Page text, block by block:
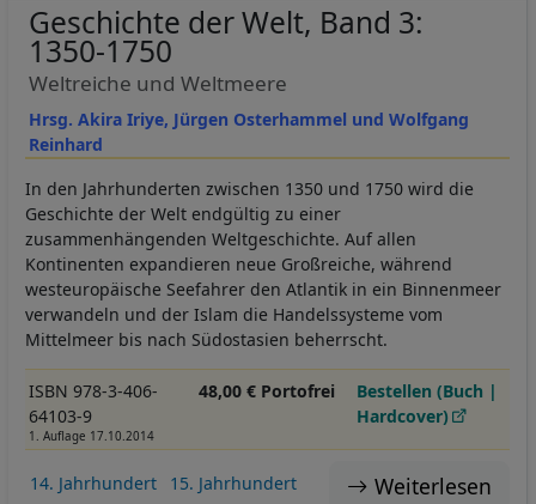
Hrsg. Akira Iriye, Jürgen Osterhammel und Wolfgang
Reinhard
Geschichte der Welt, Band 3:
1350-1750
Weltreiche und Weltmeere
In den Jahrhunderten zwischen 1350 und 1750 wird die
Geschichte der Welt endgültig zu einer
zusammenhängenden Weltgeschichte. Auf allen
Kontinenten expandieren neue Großreiche, während
westeuropäische Seefahrer den Atlantik in ein Binnenmeer
verwandeln und der Islam die Handelssysteme vom
Mittelmeer bis nach Südostasien beherrscht.
ISBN 978-3-406-
64103-9
1. Auflage 17.10.2014
48,00 € Portofrei
Bestellen (Buch |
Hardcover)
Weiterlesen
14. Jahrhundert
15. Jahrhundert